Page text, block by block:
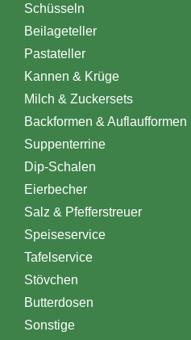
Schüsseln
Beilageteller
Pastateller
Kannen & Krüge
Milch & Zuckersets
Backformen & Auflaufformen
Suppenterrine
Dip-Schalen
Eierbecher
Salz & Pfefferstreuer
Speiseservice
Tafelservice
Stövchen
Butterdosen
Sonstige